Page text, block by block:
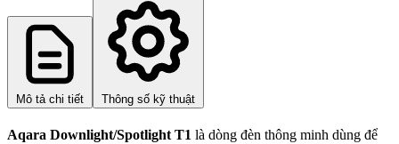
Mô tả chi tiết Thông số kỹ thuật
Aqara Downlight/Spotlight T1 là dòng đèn thông minh dùng để